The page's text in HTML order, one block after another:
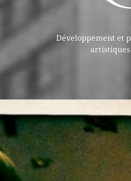
Développement et